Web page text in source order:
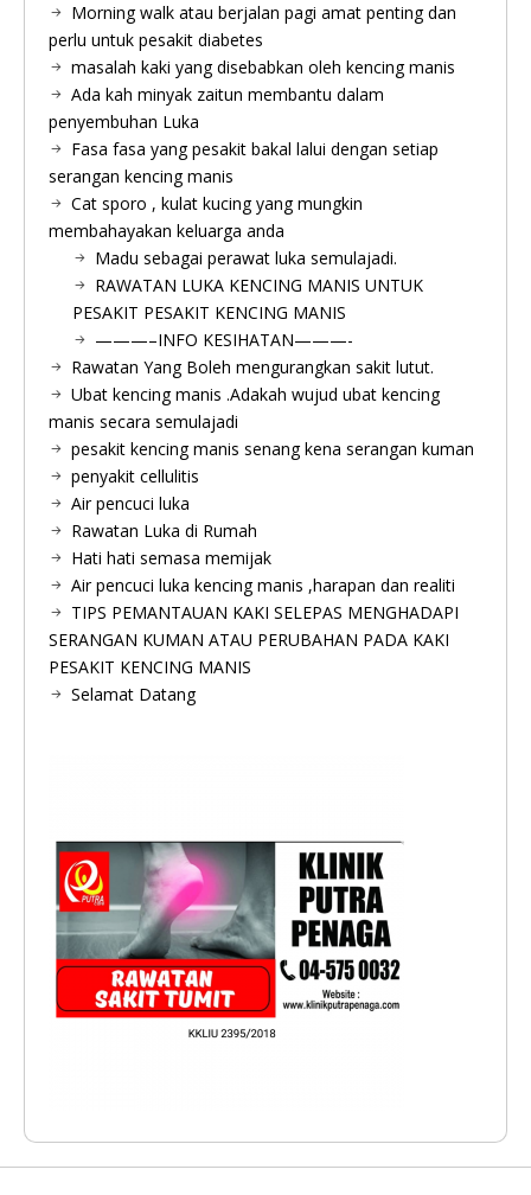
Morning walk atau berjalan pagi amat penting dan
perlu untuk pesakit diabetes
masalah kaki yang disebabkan oleh kencing manis
Ada kah minyak zaitun membantu dalam
penyembuhan Luka
Fasa fasa yang pesakit bakal lalui dengan setiap
serangan kencing manis
Cat sporo , kulat kucing yang mungkin
membahayakan keluarga anda
Madu sebagai perawat luka semulajadi.
RAWATAN LUKA KENCING MANIS UNTUK
PESAKIT PESAKIT KENCING MANIS
———–INFO KESIHATAN———-
Rawatan Yang Boleh mengurangkan sakit lutut.
Ubat kencing manis .Adakah wujud ubat kencing
manis secara semulajadi
pesakit kencing manis senang kena serangan kuman
penyakit cellulitis
Air pencuci luka
Rawatan Luka di Rumah
Hati hati semasa memijak
Air pencuci luka kencing manis ,harapan dan realiti
TIPS PEMANTAUAN KAKI SELEPAS MENGHADAPI
SERANGAN KUMAN ATAU PERUBAHAN PADA KAKI
PESAKIT KENCING MANIS
Selamat Datang